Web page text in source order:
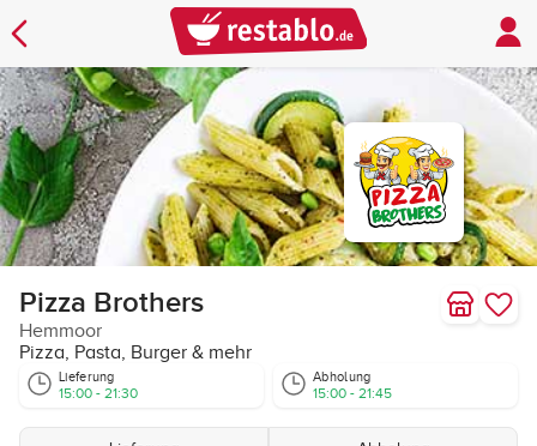
Pizza Brothers
Hemmoor
Pizza, Pasta, Burger & mehr
Lieferung
15:00 - 21:30
Abholung
15:00 - 21:45